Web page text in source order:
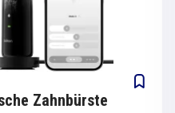
Zahnbürste